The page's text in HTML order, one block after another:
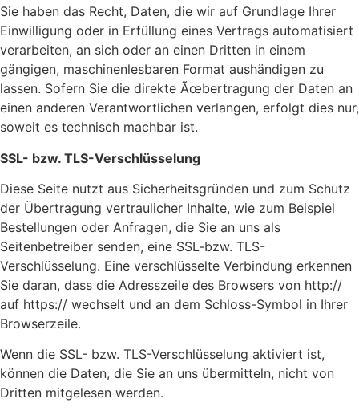
Sie haben das Recht, Daten, die wir auf Grundlage Ihrer
Einwilligung oder in Erfüllung eines Vertrags automatisiert
verarbeiten, an sich oder an einen Dritten in einem
gängigen, maschinenlesbaren Format aushändigen zu
lassen. Sofern Sie die direkte Ãœbertragung der Daten an
einen anderen Verantwortlichen verlangen, erfolgt dies nur,
soweit es technisch machbar ist.
SSL- bzw. TLS-Verschlüsselung
Diese Seite nutzt aus Sicherheitsgründen und zum Schutz
der Übertragung vertraulicher Inhalte, wie zum Beispiel
Bestellungen oder Anfragen, die Sie an uns als
Seitenbetreiber senden, eine SSL-bzw. TLS-
Verschlüsselung. Eine verschlüsselte Verbindung erkennen
Sie daran, dass die Adresszeile des Browsers von http://
auf https:// wechselt und an dem Schloss-Symbol in Ihrer
Browserzeile.
Wenn die SSL- bzw. TLS-Verschlüsselung aktiviert ist,
können die Daten, die Sie an uns übermitteln, nicht von
Dritten mitgelesen werden.